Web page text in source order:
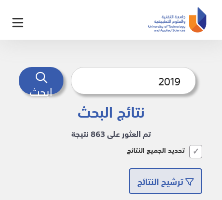
ابحث
نتائج البحث
تم العثور على 863 نتيجة
تحديد الجميع النتائج
ترشيح النتائج